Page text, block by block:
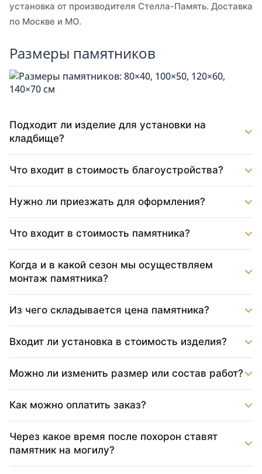
установка от производителя Стелла-Память. Доставка
по Москве и МО.
Размеры памятников
Подходит ли изделие для установки на
кладбище?
Что входит в стоимость благоустройства?
Нужно ли приезжать для оформления?
Что входит в стоимость памятника?
Когда и в какой сезон мы осуществляем
монтаж памятника?
Из чего складывается цена памятника?
Входит ли установка в стоимость изделия?
Можно ли изменить размер или состав работ?
Как можно оплатить заказ?
Через какое время после похорон ставят
памятник на могилу?